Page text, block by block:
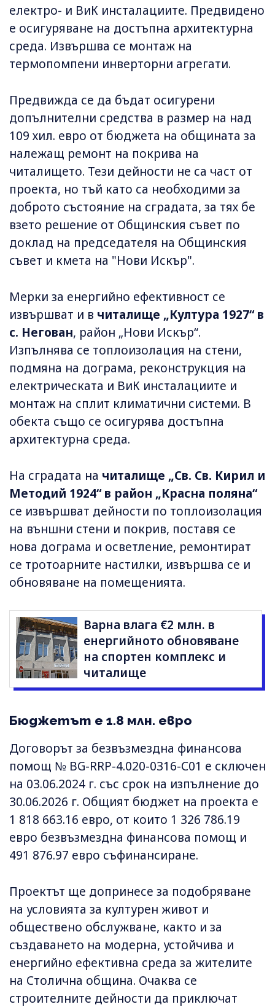
електро- и ВиК инсталациите. Предвидено
е осигуряване на достъпна архитектурна
среда. Извършва се монтаж на
термопомпени инверторни агрегати.
Предвижда се да бъдат осигурени
допълнителни средства в размер на над
109 хил. евро от бюджета на общината за
належащ ремонт на покрива на
читалището. Тези дейности не са част от
проекта, но тъй като са необходими за
доброто състояние на сградата, за тях бе
взето решение от Общинския съвет по
доклад на председателя на Общинския
съвет и кмета на "Нови Искър".
Мерки за енергийно ефективност се
извършват и в читалище „Култура 1927“ в
с. Негован, район „Нови Искър“.
Изпълнява се топлоизолация на стени,
подмяна на дограма, реконструкция на
електрическата и ВиК инсталациите и
монтаж на сплит климатични системи. В
обекта също се осигурява достъпна
архитектурна среда.
На сградата на читалище „Св. Св. Кирил и
Методий 1924“ в район „Красна поляна“
се извършват дейности по топлоизолация
на външни стени и покрив, поставя се
нова дограма и осветление, ремонтират
се тротоарните настилки, извършва се и
обновяване на помещенията.
Варна влага €2 млн. в
енергийното обновяване
на спортен комплекс и
читалище
Бюджетът е 1.8 млн. евро
Договорът за безвъзмездна финансова
помощ № BG-RRP-4.020-0316-С01 е сключен
на 03.06.2024 г. със срок на изпълнение до
30.06.2026 г. Общият бюджет на проекта е
1 818 663.16 евро, от които 1 326 786.19
евро безвъзмездна финансова помощ и
491 876.97 евро съфинансиране.
Проектът ще допринесе за подобряване
на условията за културен живот и
обществено обслужване, както и за
създаването на модерна, устойчива и
енергийно ефективна среда за жителите
на Столична община. Очаква се
строителните дейности да приключат